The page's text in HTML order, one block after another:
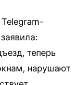
теперь
нарушают